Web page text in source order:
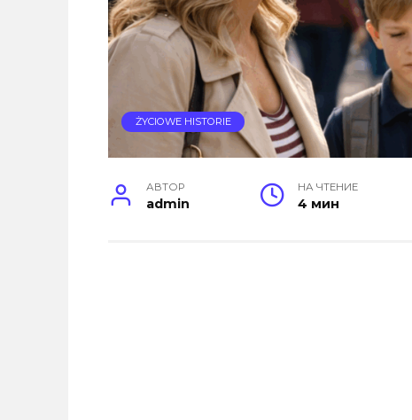
ŻYCIOWE HISTORIE
АВТОР
admin
НА ЧТЕНИЕ
4 мин